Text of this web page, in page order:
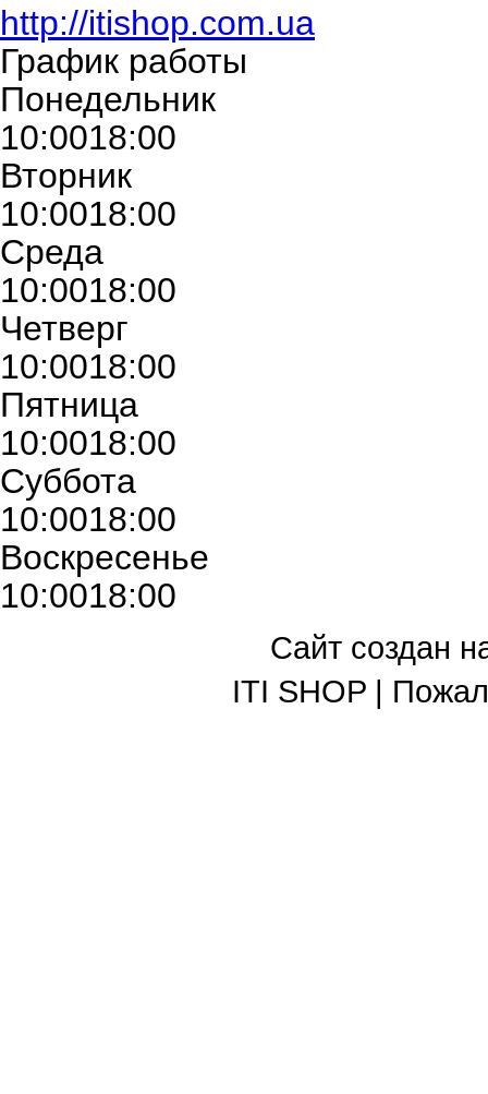
http://itishop.com.ua
График работы
Понедельник
10:0018:00
Вторник
10:0018:00
Среда
10:0018:00
Четверг
10:0018:00
Пятница
10:0018:00
Суббота
10:0018:00
Воскресенье
10:0018:00
Сайт создан
ITI SHOP |